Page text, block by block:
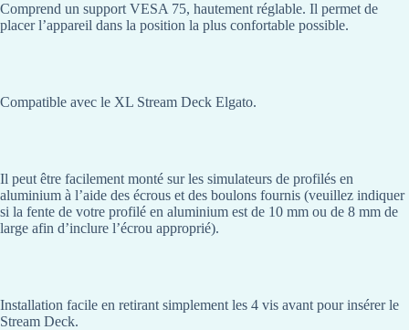
Comprend un support VESA 75, hautement réglable. Il permet de
placer l’appareil dans la position la plus confortable possible.
Compatible avec le XL Stream Deck Elgato.
Il peut être facilement monté sur les simulateurs de profilés en
aluminium à l’aide des écrous et des boulons fournis (veuillez indiquer
si la fente de votre profilé en aluminium est de 10 mm ou de 8 mm de
large afin d’inclure l’écrou approprié).
Installation facile en retirant simplement les 4 vis avant pour insérer le
Stream Deck.